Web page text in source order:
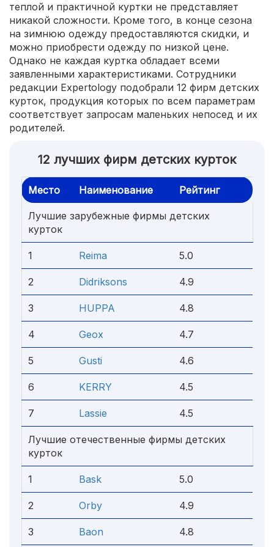
теплой и практичной куртки не представляет
никакой сложности. Кроме того, в конце сезона
на зимнюю одежду предоставляются скидки, и
можно приобрести одежду по низкой цене.
Однако не каждая куртка обладает всеми
заявленными характеристиками. Сотрудники
редакции Expertology подобрали 12 фирм детских
курток, продукция которых по всем параметрам
соответствует запросам маленьких непосед и их
родителей.
12 лучших фирм детских курток
Место Наименование Рейтинг
Лучшие зарубежные фирмы детских
курток
1 Reima 5.0
2 Didriksons 4.9
3 HUPPA 4.8
4 Geox 4.7
5 Gusti 4.6
6 KERRY 4.5
7 Lassie 4.5
Лучшие отечественные фирмы детских
курток
1 Bask 5.0
2 Orby 4.9
3 Baon 4.8